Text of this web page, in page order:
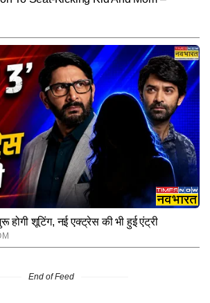
End of Feed